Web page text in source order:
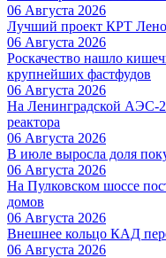
06 Августа 2026
Лучший проект КРТ
06 Августа 2026
Роскачество нашло
крупнейших фастфудов
06 Августа 2026
На Ленинградской АЭС-2
реактора
06 Августа 2026
В июле выросла доля
06 Августа 2026
На Пулковском шоссе
домов
06 Августа 2026
Внешнее кольцо КАД
06 Августа 2026